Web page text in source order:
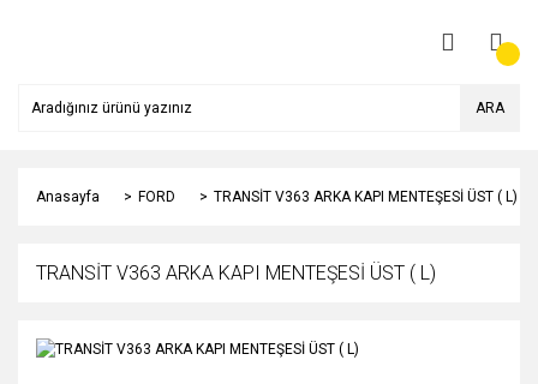
ARA
Anasayfa FORD TRANSİT V363 ARKA KAPI MENTEŞESİ ÜST ( L)
TRANSİT V363 ARKA KAPI MENTEŞESİ ÜST ( L)